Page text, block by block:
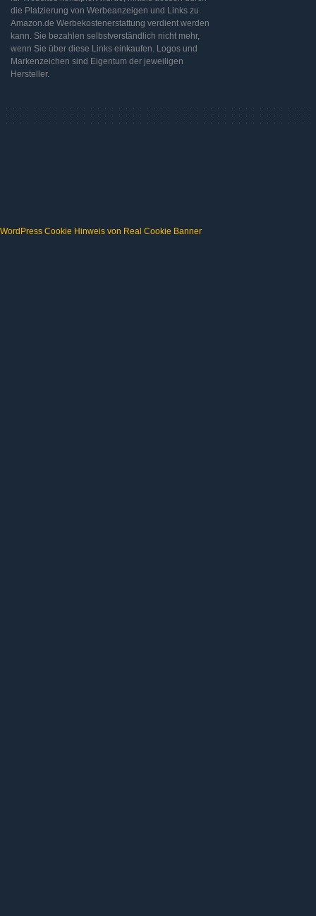
die Platzierung von Werbeanzeigen und Links zu
Amazon.de Werbekostenerstattung verdient werden
kann. Sie bezahlen selbstverständlich nicht mehr,
wenn Sie über diese Links einkaufen. Logos und
Markenzeichen sind Eigentum der jeweiligen
Hersteller.
WordPress Cookie Hinweis von Real Cookie Banner